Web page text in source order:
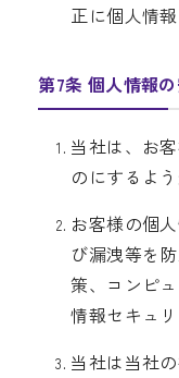
正に個人情
第7条 個人情報
当社は、お
のにするよ
お客様の個
び漏洩等を
策、コンピ
情報セキュ
当社は当社